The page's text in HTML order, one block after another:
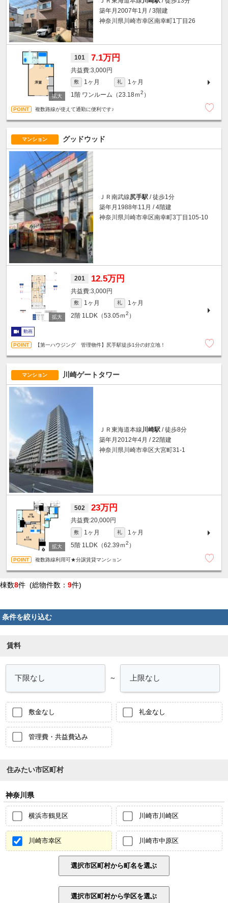
築年月2007年1月 / 3階建
神奈川県川崎市幸区南幸町1丁目26
101 7.1万円
3,000円
敷 1ヶ月 礼
1ヶ月
1階 ワンルーム（23.18ｍ2 ）
複数路線が使えて通勤に便利です♪
マンション グッドウッド
ＪＲ南武線尻手駅 / 徒歩1分
築年月1988年11月 / 4階建
神奈川県川崎市幸区南幸町3丁目105-10
201 12.5万円
3,000円
敷 1ヶ月 礼
1ヶ月
2階 1LDK（53.05ｍ2 ）
動画
【第一ハウジング 管理物件】尻手駅徒歩1分の好立地！
マンション 川崎ゲートタワー
ＪＲ東海道本線川崎駅 / 徒歩8分
築年月2012年4月 / 22階建
神奈川県川崎市幸区大宮町31-1
502 23万円
20,000円
敷 1ヶ月 礼
1ヶ月
5階 1LDK（62.39ｍ2 ）
複数路線利用可★分譲賃貸マンション
棟数8件 (総物件数： 9件)
条件を絞り込む
賃料
～
敷金なし 礼金なし
管理費・共益費込み
住みたい市区町村
神奈川県
横浜市鶴見区 川崎市川崎区
川崎市幸区 川崎市中原区